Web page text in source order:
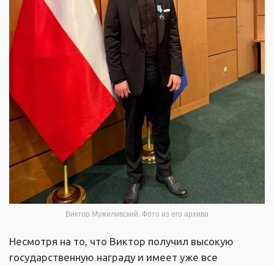
Виктор Мужиливский. Фото из его архива
Несмотря на то, что Виктор получил высокую
государственную награду и имеет уже все